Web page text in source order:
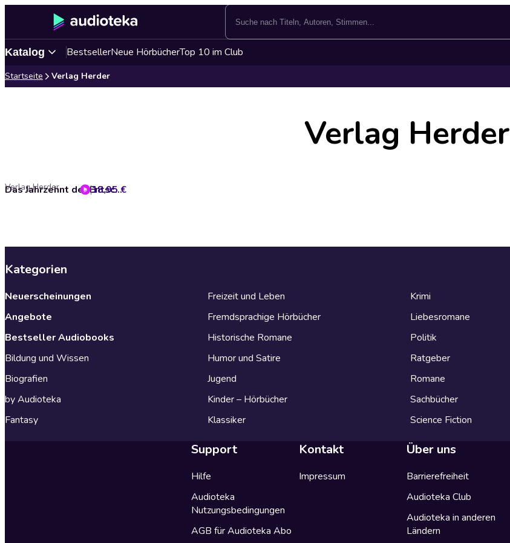
Katalog BestsellerNeue HörbücherTop 10 im Club
Startseite Verlag Herder
Verlag Herder
Das Jahrzehnt der Entscheidung. Deutschland 2030
Verlag Herder 18,95 €
Kategorien
Neuerscheinungen
Angebote
Bestseller Audiobooks
Bildung und Wissen
Biografien
by Audioteka
Fantasy
Freizeit und Leben
Fremdsprachige Hörbücher
Historische Romane
Humor und Satire
Jugend
Kinder – Hörbücher
Klassiker
Krimi
Liebesromane
Politik
Ratgeber
Romane
Sachbücher
Science Fiction
Support
Hilfe
Audioteka
Nutzungsbedingungen
AGB für Audioteka Abo
Kontakt
Impressum
Über uns
Barrierefreiheit
Audioteka Club
Audioteka in anderen
Ländern